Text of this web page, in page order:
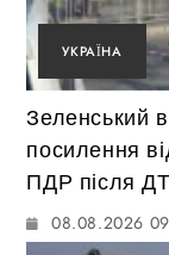
УКРАЇНА
Зеленський
посилення
ПДР після
08.08.2026